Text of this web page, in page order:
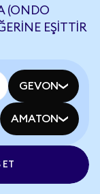
(ONDO
EŞITTIR
GEVON
AMATON
ET